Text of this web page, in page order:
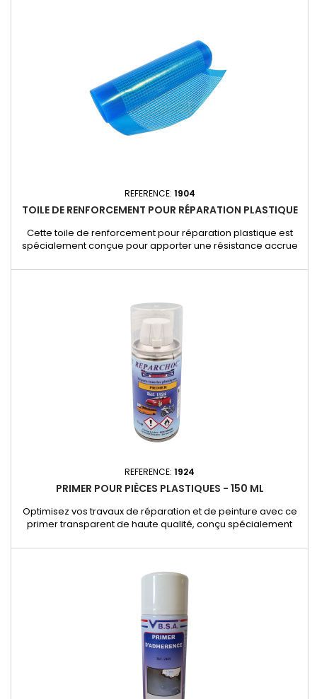
REFERENCE: 1904
TOILE DE RENFORCEMENT POUR RÉPARATION PLASTIQUE
Cette toile de renforcement pour réparation plastique est
spécialement conçue pour apporter une résistance accrue
Parfaite pour renforcer et solidifier les réparations, elle
: Idéale...
REFERENCE: 1924
PRIMER POUR PIÈCES PLASTIQUES - 150 ML
Optimisez vos travaux de réparation et de peinture avec ce
primer transparent de haute qualité, conçu spécialement
carrossiers et garagistes, il garantit une adhérence parfaite
plastiques. Applications : Préparation des pare-chocs,
garnitures, et...